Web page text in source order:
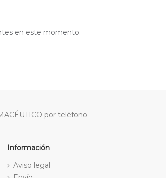
en este momento.
por teléfono
Información
Aviso legal